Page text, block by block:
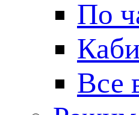
По
Все